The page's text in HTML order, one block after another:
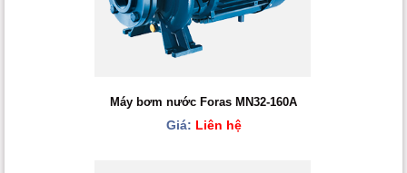
Máy bơm nước Foras MN32-160A
Giá: Liên hệ